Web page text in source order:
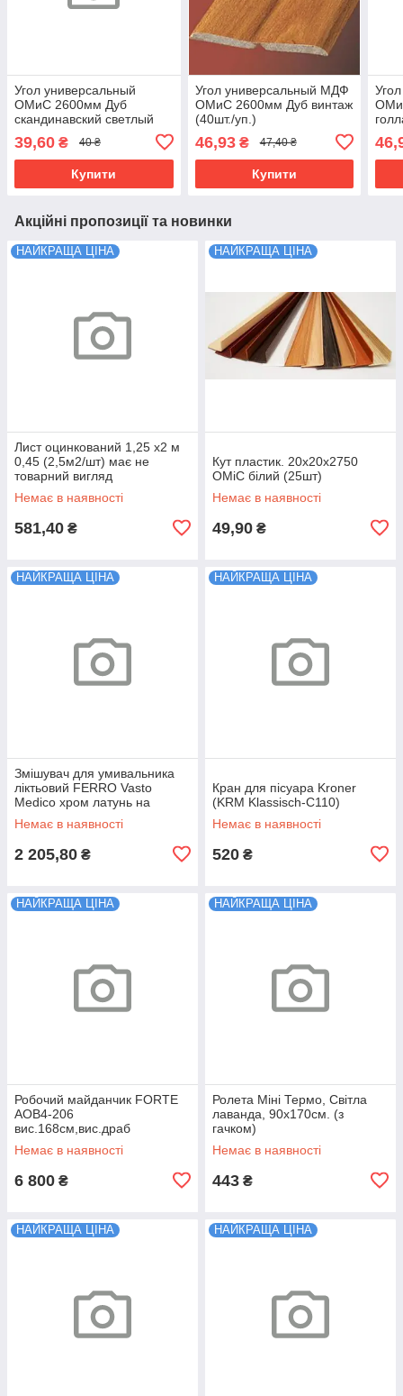
Угол универсальный
ОМиС 2600мм Дуб
скандинавский светлый
ассорти.
39,60 ₴ 40 ₴
Купити
Угол универсальный МДФ
ОМиС 2600мм Дуб винтаж
(40шт./уп.)
46,93₴ 47,40 ₴
Купити
Акційні пропозиції та новинки
НАЙКРАЩА ЦІНА
Лист оцинкований 1,25 х2 м
0,45 (2,5м2/шт) має не
товарний вигляд
Немає в наявності
581,40 ₴
НАЙКРАЩА ЦІНА
Кут пластик. 20х20х2750
ОМіС білий (25шт)
Немає в наявності
49,90 ₴
НАЙКРАЩА ЦІНА
Змішувач для умивальника
ліктьовий FERRO Vasto
Medico хром латунь на
раковину BVAM4
Немає в наявності
2 205,80 ₴
НАЙКРАЩА ЦІНА
Кран для пісуара Kroner
(KRM Klassisch-C110)
Немає в наявності
520 ₴
НАЙКРАЩА ЦІНА
Робочий майданчик FORTE
AOB4-206
вис.168см,вис.драб
159см,вис прист.др
280см,16,5кг 32390
Немає в наявності
6 800 ₴
НАЙКРАЩА ЦІНА
Ролета Міні Термо, Світла
лаванда, 90х170см. (з
гачком)
Немає в наявності
443 ₴
НАЙКРАЩА ЦІНА НАЙКРАЩА ЦІНА